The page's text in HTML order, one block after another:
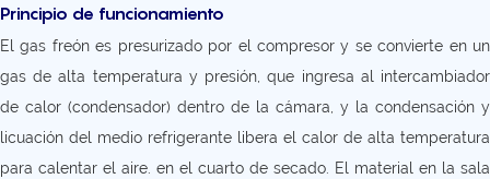
Principio de funcionamiento
El gas freón es presurizado por el compresor y se convierte en un
gas de alta temperatura y presión, que ingresa al intercambiador
de calor (condensador) dentro de la cámara, y la condensación y
licuación del medio refrigerante libera el calor de alta temperatura
para calentar el aire. en el cuarto de secado. El material en la sala